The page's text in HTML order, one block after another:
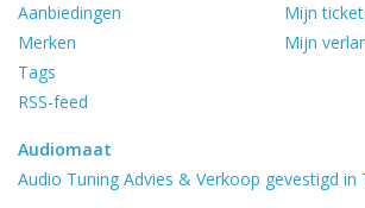
Aanbiedingen
Merken
Tags
RSS-feed
Mijn
Mijn
Audiomaat
Audio Tuning Advies & Verkoop gevestigd in